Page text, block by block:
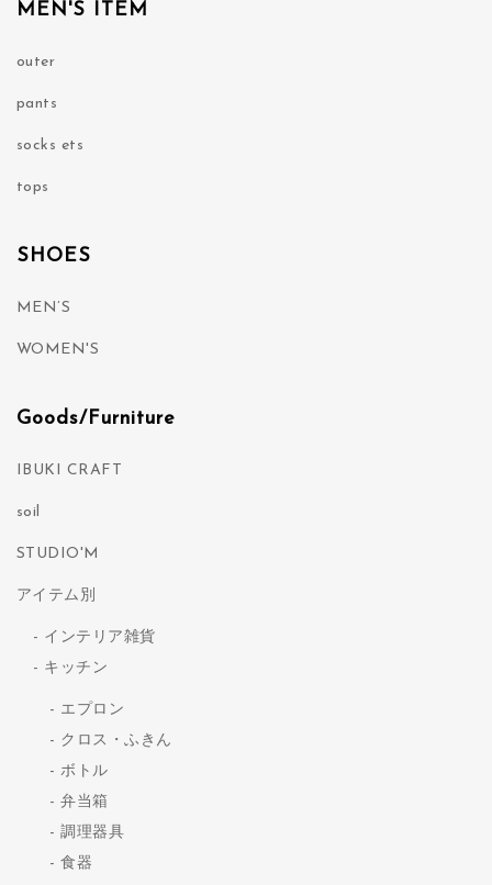
MEN'S ITEM
outer
pants
socks ets
tops
SHOES
MEN’S
WOMEN'S
Goods/Furniture
IBUKI CRAFT
soil
STUDIO'M
アイテム別
インテリア雑貨
キッチン
エプロン
クロス・ふきん
ボトル
弁当箱
調理器具
食器